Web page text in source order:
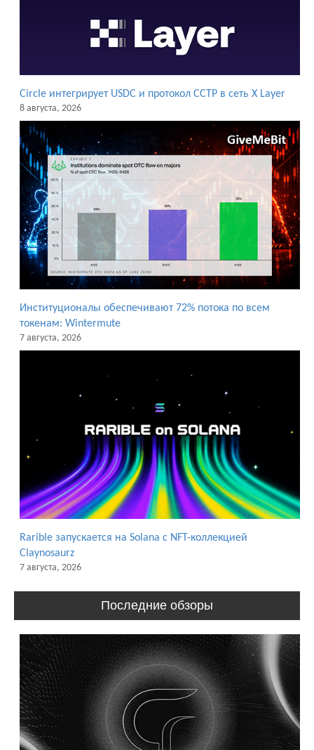
Circle интегрирует USDC и протокол CCTP в сеть X Layer
8 августа, 2026
Институционалы обеспечивают 72% потока по всем
токенам: Wintermute
7 августа, 2026
Rarible запускается на Solana с NFT-коллекцией
Claynosaurz
7 августа, 2026
Последние обзоры